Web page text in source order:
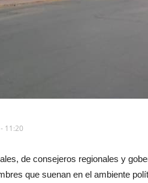
11:20
de consejeros regionales y
que suenan en el ambiente